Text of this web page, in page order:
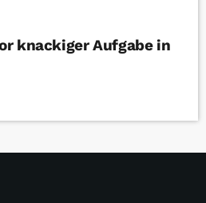
knackiger Aufgabe in